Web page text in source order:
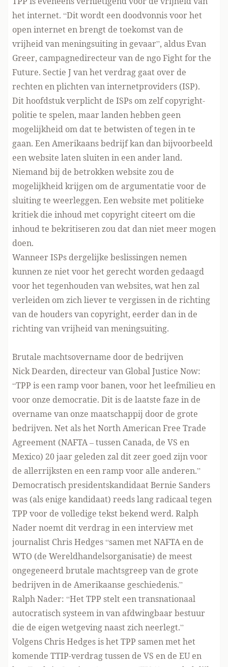
het internet. “Dit wordt een doodvonnis voor het
open internet en brengt de toekomst van de
vrijheid van meningsuiting in gevaar”, aldus Evan
Greer, campagnedirecteur van de ngoFight for the
Future. Sectie J van het verdrag gaat over de
rechten en plichten van internetproviders (ISP).
Dit hoofdstuk verplicht de ISPs om zelf copyright-
politie te spelen, maar landen hebben geen
mogelijkheid om dat te betwisten of tegen in te
gaan. Een Amerikaans bedrijf kan dan bijvoorbeeld
een website laten sluiten in een ander land.
Niemand bij de betrokken website zou de
mogelijkheid krijgen om de argumentatie voor de
sluiting te weerleggen. Een website met politieke
kritiek die inhoud met copyright citeert om die
inhoud te bekritiseren zou dat dan niet meer mogen
doen.
Wanneer ISPs dergelijke beslissingen nemen
kunnen ze niet voor het gerecht worden gedaagd
voor het tegenhouden van websites, wat hen zal
verleiden om zich liever te vergissen in de richting
van de houders van copyright, eerder dan in de
richting van vrijheid van meningsuiting.
Brutale machtsovername door de bedrijven
Nick Dearden, directeur van Global Justice Now:
“TPP is een ramp voor banen, voor het leefmilieu en
voor onze democratie. Dit is de laatste faze in de
overname van onze maatschappij door de grote
bedrijven. Net als het North American Free Trade
Agreement (NAFTA – tussen Canada, de VS en
Mexico) 20 jaar geleden zal dit zeer goed zijn voor
de allerrijksten en een ramp voor alle anderen.”
Democratisch presidentskandidaat Bernie Sanders
was (als enige kandidaat) reeds lang radicaal tegen
TPP voor de volledige tekst bekend werd. Ralph
Nader noemt dit verdrag in een interview met
journalist Chris Hedges “samen met NAFTA en de
WTO (de Wereldhandelsorganisatie) de meest
ongegeneerd brutale machtsgreep van de grote
bedrijven in de Amerikaanse geschiedenis.”
Ralph Nader: “Het TPP stelt een transnationaal
autocratisch systeem in van afdwingbaar bestuur
die de eigen wetgeving naast zich neerlegt.”
Volgens Chris Hedges is het TPP samen met het
komende TTIP-verdrag tussen de VS en de EU en